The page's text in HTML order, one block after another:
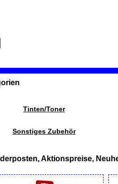
Tinten/Toner
Sonstiges Zubehör
Aktionspreise,